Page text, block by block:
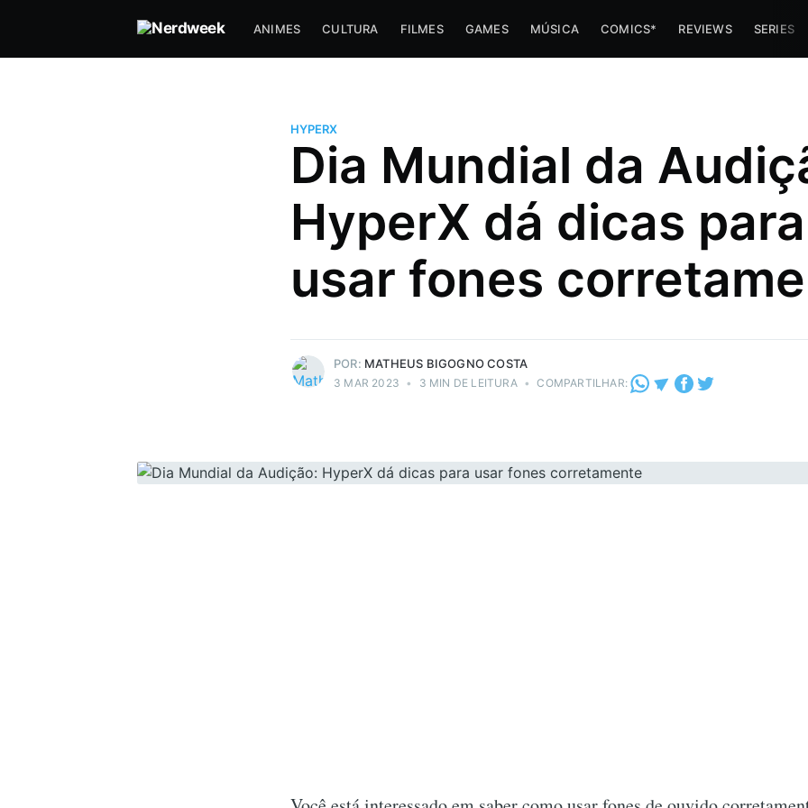
ANIMES CULTURA FILMES GAMES MÚSICA COMICS* REVIEWS SERIES
HYPERX
Dia Mundial da
HyperX dá dicas para
usar fones
Formado em Jogos Digitais, mas minha
maior paixão está sendo escrever sobre a
indústria de jogos e toda a indústria de e-
sports que está crescendo a todo vapor
no país. Nerd e Geek por natureza!
POR: MATHEUS BIGOGNO COSTA
3 MAR 2023 • 3 MIN DE LEITURA • COMPARTILHAR: